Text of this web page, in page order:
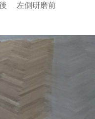
左側研磨前